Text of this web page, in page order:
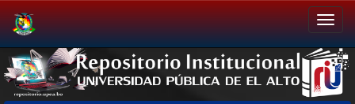
Salir
de
la
navegación